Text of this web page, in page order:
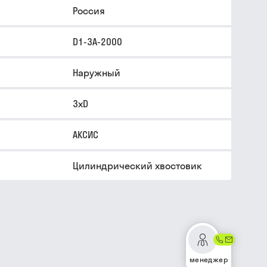
Россия
D1-3A-2000
Наружный
3xD
АКСИС
Цилиндрический хвостовик
менеджер